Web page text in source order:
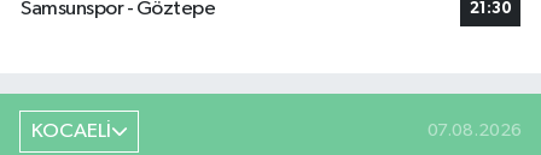
Samsunspor - Göztepe
21:30
KOCAELİ 07.08.2026